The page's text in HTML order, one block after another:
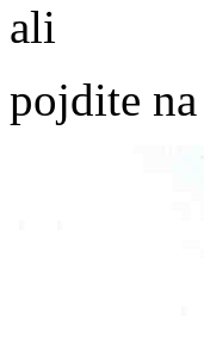
ali
pojdite na